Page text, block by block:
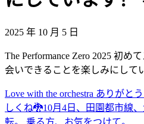
2025 年 10 月 5 日
The Performance Zero 2025 初め
会いできることを楽しみにして
Love with the orchestra ありがと
しくね🐉10月4日、田園都市線
転。 乗る方、お気をつけて。